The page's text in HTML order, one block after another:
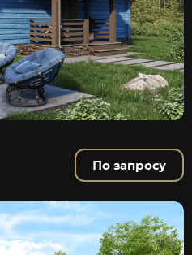
По запросу